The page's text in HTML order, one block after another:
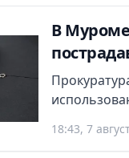
В
18:43, 7